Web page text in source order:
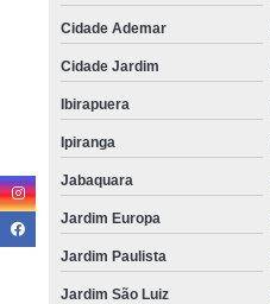
Cidade Ademar
Cidade Jardim
Ibirapuera
Ipiranga
Jabaquara
Jardim Europa
Jardim Paulista
Jardim São Luiz